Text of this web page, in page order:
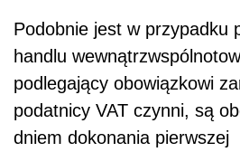
Podobnie jest w przypadku
handlu
podlegający obowiązkowi
podatnicy VAT czynni, są
dniem dokonania pierwszej